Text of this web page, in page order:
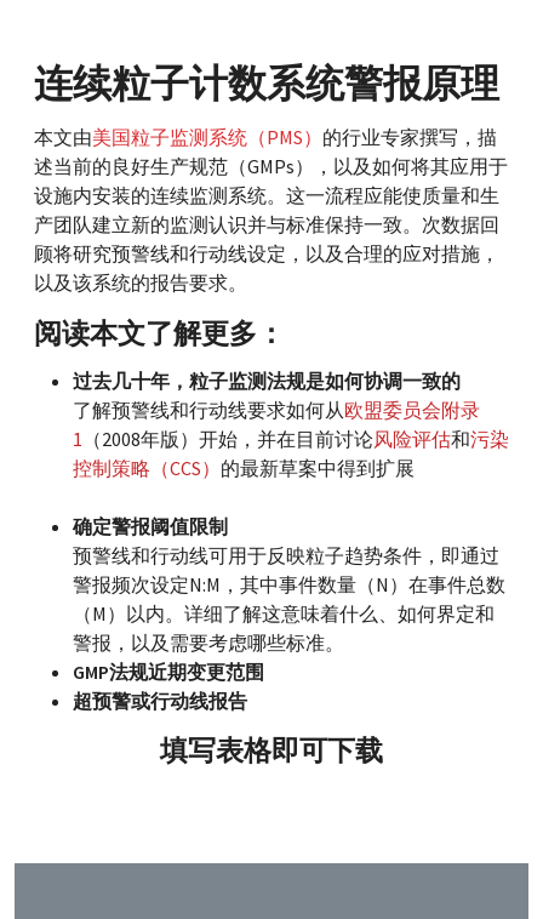
连续粒子计数系统警报原理
本文由美国粒子监测系统（PMS） 的行业专家撰写，描
述当前的良好生产规范（GMPs），以及如何将其应用于
设施内安装的连续监测系统。这一流程应能使质量和生
产团队建立新的监测认识并与标准保持一致。次数据回
顾将研究预警线和行动线设定，以及合理的应对措施，
以及该系统的报告要求。
阅读本文了解更多：
过去几十年，粒子监测法规是如何协调一致的
了解预警线和行动线要求如何从欧盟委员会附录
1 （2008年版）开始，并在目前讨论风险评估和污染
控制策略（CCS） 的最新草案中得到扩展
确定警报阈值限制
预警线和行动线可用于反映粒子趋势条件，即通过
警报频次设定N:M，其中事件数量（N）在事件总数
（M）以内。详细了解这意味着什么、如何界定和
警报，以及需要考虑哪些标准。
GMP法规近期变更范围
超预警或行动线报告
填写表格即可下载